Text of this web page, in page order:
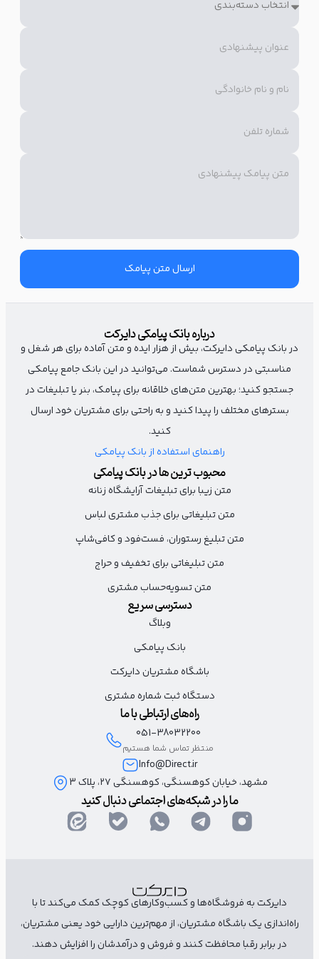
متن تبلیغ محصولات زیبایی به سرعت متوجه مزیت پیشنهادی شما
شود و به خرید ترغیب شود.
💎ضدآفتاب
از مناسبت‌ها به بهترین شکل استفاده کنید
مناسبت‌ها بهترین فرصت هستند که مشتریان جدیدی جذب کنید و یا
مشتریان قدیمی را به فروشگاه خود برگردانید. علاوه بر مناسبت‌های
رایج، از مناسبت‌های خلاقانه هم استفاده کنید و یک متن تبلیغ لوازم
آرایشی متفاوت بنویسید و به خوبی از این فرصت مناسب استفاده
کنید.
وقتشه امروز بیشتر از همیشه به فکر خودت باشی!
روز جهانی رژ لب با تخفیف‌های 70%😱
بزن بریم خرید👇
ارسال متن پیامک
درباره بانک پیامکی دایرکت
در بانک پیامکی دایرکت، بیش از هزار ایده و متن آماده برای هر شغل و
مناسبتی در دسترس شماست. می‌توانید در این بانک جامع پیامکی
جستجو کنید؛ بهترین متن‌های خلاقانه برای پیامک، بنر یا تبلیغات در
بسترهای مختلف را پیدا کنید و به راحتی برای مشتریان خود ارسال
کنید.
راهنمای استفاده از بانک پیامکی
محبوب ترین ها در بانک پیامکی
متن زیبا برای تبلیغات آرایشگاه زنانه
متن تبلیغاتی برای جذب مشتری لباس
متن تبلیغ رستوران، فست‌فود و کافی‌شاپ
متن تبلیغاتی برای تخفیف و حراج
متن تسویه‌حساب مشتری
دسترسی سریع
وبلاگ
بانک پیامکی
باشگاه مشتریان دایرکت
دستگاه ثبت شماره مشتری
راه‌های ارتباطی با ما
051-38032200
منتظر تماس شما هستیم
Info@Direct.ir
مشهد، خیابان کوهسنگی، کوهسنگی ۲۷، پلاک 3
ما را در شبکه‌های اجتماعی دنبال کنید
دایرکت به فروشگاه‌ها و کسب‌وکارهای کوچک کمک می‌کند تا با
راه‌اندازی یک باشگاه مشتریان، از مهم‌ترین دارایی خود یعنی مشتریان،
در برابر رقبا محافظت کنند و فروش و درآمدشان را افزایش دهند.